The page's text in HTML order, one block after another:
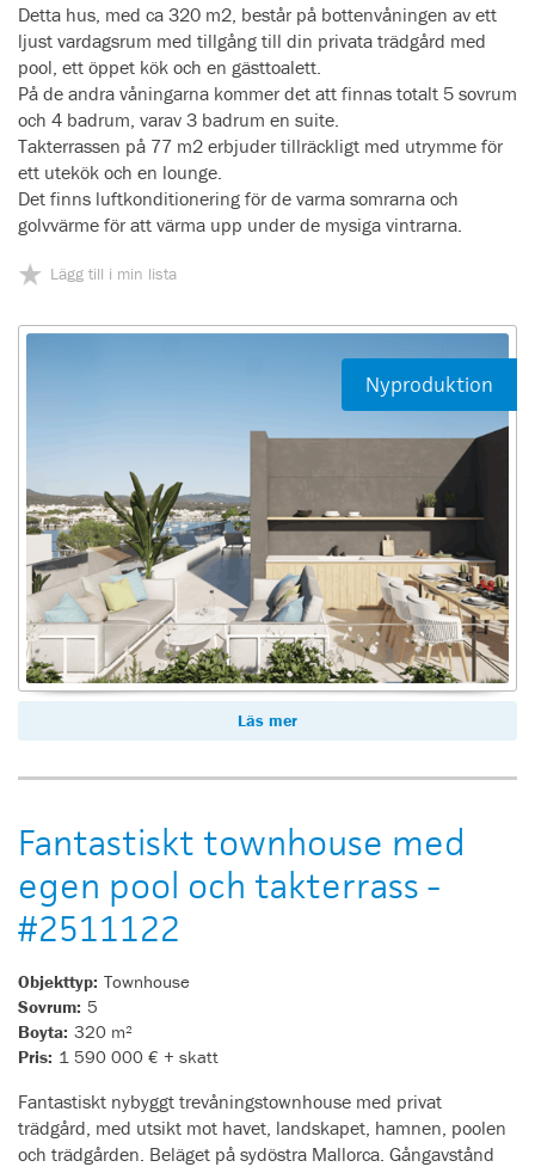
Detta hus, med ca 320 m2, består på bottenvåningen av ett
ljust vardagsrum med tillgång till din privata trädgård med
pool, ett öppet kök och en gästtoalett.
På de andra våningarna kommer det att finnas totalt 5 sovrum
och 4 badrum, varav 3 badrum en suite.
Takterrassen på 77 m2 erbjuder tillräckligt med utrymme för
ett utekök och en lounge.
Det finns luftkonditionering för de varma somrarna och
golvvärme för att värma upp under de mysiga vintrarna.
Lägg till i min lista
Läs mer
Nyproduktion
Fantastiskt townhouse med
egen pool och takterrass -
#2511122
Objekttyp: Townhouse
Sovrum: 5
Boyta: 320 m²
Pris: 1 590 000 € + skatt
Fantastiskt nybyggt trevåningstownhouse med privat
trädgård, med utsikt mot havet, landskapet, hamnen, poolen
och trädgården. Beläget på sydöstra Mallorca. Gångavstånd